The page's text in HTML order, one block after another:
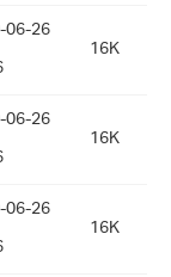
26
16K
26
16K
26
16K